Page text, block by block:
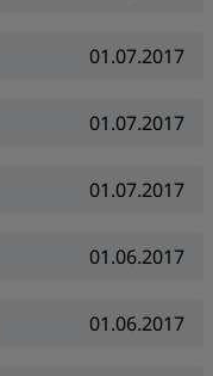
01.07.2017
01.07.2017
01.07.2017
01.06.2017
01.06.2017